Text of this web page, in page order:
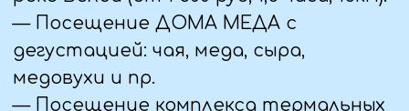
(купальник, полотенце, тапочки) для
посещения термального источника.